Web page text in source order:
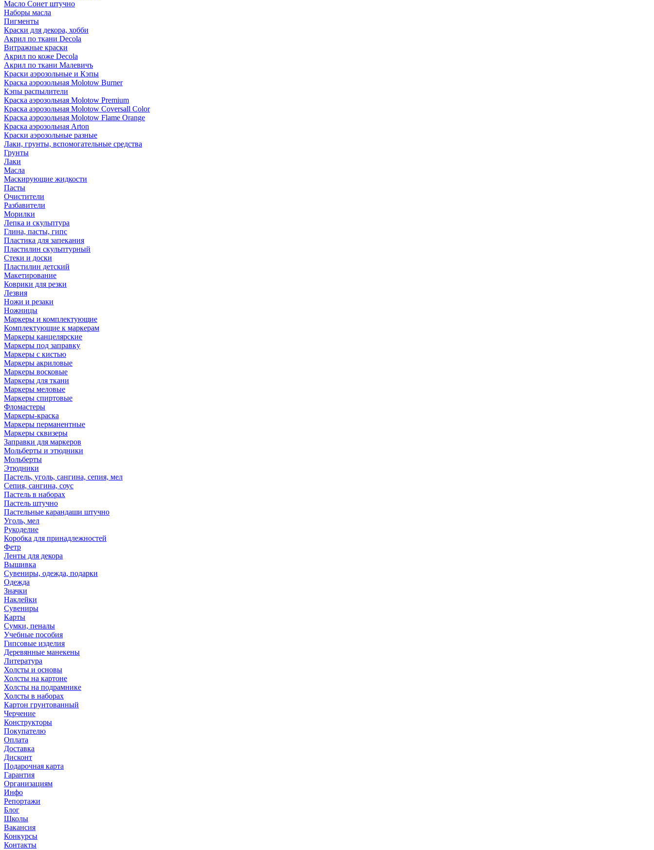
Масло Сонет штучно
Наборы масла
Пигменты
Краски для декора, хобби
Акрил по ткани Decola
Витражные краски
Акрил по коже Decola
Акрил по ткани Малевичъ
Краски аэрозольные и Кэпы
Краска аэрозольная Molotow Burner
Кэпы распылители
Краска аэрозольная Molotow Premium
Краска аэрозольная Molotow Coversall Color
Краска аэрозольная Molotow Flame Orange
Краска аэрозольная Arton
Краски аэрозольные разные
Лаки, грунты, вспомогательные средства
Грунты
Лаки
Масла
Маскирующие жидкости
Пасты
Очистители
Разбавители
Морилки
Лепка и скульптура
Глина, пасты, гипс
Пластика для запекания
Пластилин скульптурный
Стеки и доски
Пластилин детский
Макетирование
Коврики для резки
Лезвия
Ножи и резаки
Ножницы
Маркеры и комплектующие
Комплектующие к маркерам
Маркеры канцелярские
Маркеры под заправку
Маркеры с кистью
Маркеры акриловые
Маркеры восковые
Маркеры для ткани
Маркеры меловые
Маркеры спиртовые
Фломастеры
Маркеры-краска
Маркеры перманентные
Маркеры сквизеры
Заправки для маркеров
Мольберты и этюдники
Мольберты
Этюдники
Пастель, уголь, сангина, сепия, мел
Сепия, сангина, соус
Пастель в наборах
Пастель штучно
Пастельные карандаши штучно
Уголь, мел
Рукоделие
Коробка для принадлежностей
Фетр
Ленты для декора
Вышивка
Сувениры, одежда, подарки
Одежда
Значки
Наклейки
Сувениры
Карты
Сумки, пеналы
Учебные пособия
Гипсовые изделия
Деревянные манекены
Литература
Холсты и основы
Холсты на картоне
Холсты на подрамнике
Холсты в наборах
Картон грунтованный
Черчение
Конструкторы
Покупателю
Оплата
Доставка
Дисконт
Подарочная карта
Гарантия
Организациям
Инфо
Репортажи
Блог
Школы
Вакансия
Конкурсы
Контакты